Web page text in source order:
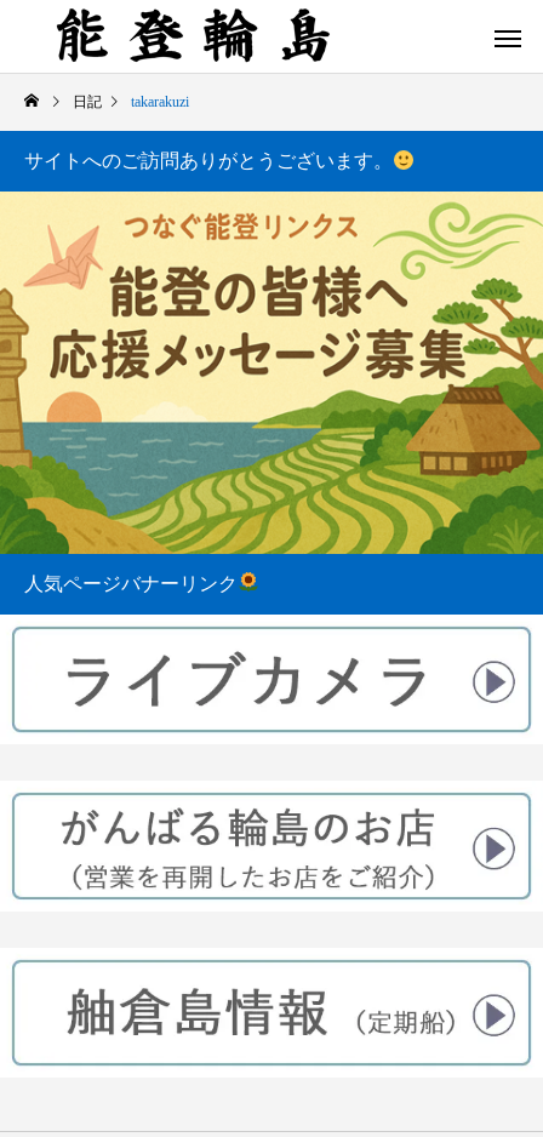
白米千枚田 あぜのきらめき（アルバム）
2023.08.31
今日の白米千枚田
日記 takarakuzi
サイトへのご訪問ありがとうございます。
人気ページバナーリンク